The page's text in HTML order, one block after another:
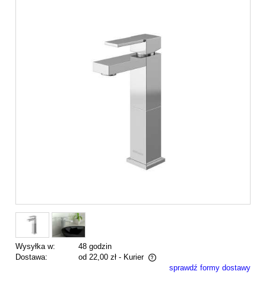
Wysyłka w:
48 godzin
Dostawa:
od 22,00 zł - Kurier
Cena nie zawiera ewentualnych kosztów płatnościsprawdź formy dostawy